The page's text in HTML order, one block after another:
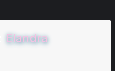
Elandra